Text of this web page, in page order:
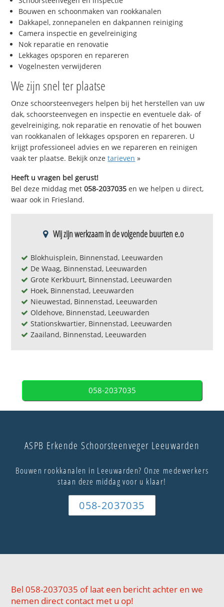
Bouwen en schoonmaken van rookkanalen
Dakkapel, zonnepanelen en dakpannen reiniging
Camera inspectie en gevelreiniging
Nok reparatie en renovatie
Lekkages opsporen en repareren
Vogelnesten verwijderen
We zijn snel ter plaatse
Onze schoorsteenvegers helpen bij het herstellen van uw
dak, schoorsteenvegen en inspectie en eventuele dak- of
gevelreiniging, nok reparatie en renovatie of het bouwen
van rookkanalen of lekkages opsporen en repareren. U
krijgt professioneel advies en we repareren en reinigen
vaak ter plaatse. Bekijk onzetarieven »
Heeft u vragen bel gerust!
Bel deze middag met058-2037035 en we helpen u direct,
waar ook in Friesland.
Wij zijn werkzaam in de volgende buurten e.o
Blokhuisplein, Binnenstad, Leeuwarden
De Waag, Binnenstad, Leeuwarden
Grote Kerkbuurt, Binnenstad, Leeuwarden
Hoek, Binnenstad, Leeuwarden
Nieuwestad, Binnenstad, Leeuwarden
Oldehove, Binnenstad, Leeuwarden
Stationskwartier, Binnenstad, Leeuwarden
Zaailand, Binnenstad, Leeuwarden
058-2037035
ASPB Erkende Schoorsteenveger Leeuwarden
Bouwen rookkanalen in Leeuwarden? Onze medewerkers
staan deze middag voor u klaar!
058-2037035
Bel 058-2037035 of laat een bericht achter en we
nemen direct contact met u op!